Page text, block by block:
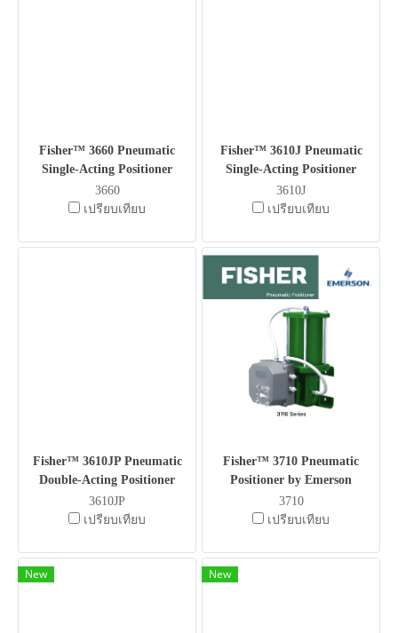
Fisher™ 3660 Pneumatic
Single-Acting Positioner
3660
เปรียบเทียบ
Fisher™ 3610J Pneumatic
Single-Acting Positioner
3610J
เปรียบเทียบ
Fisher™ 3610JP Pneumatic
Double-Acting Positioner
3610JP
เปรียบเทียบ
Fisher™ 3710 Pneumatic
Positioner by Emerson
3710
เปรียบเทียบ
New New